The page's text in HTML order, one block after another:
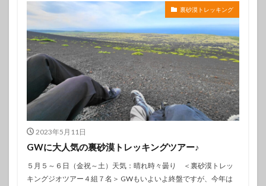
裏砂漠トレッキング
2023年5月11日
GWに大人気の裏砂漠トレッキングツアー♪
５月５～６日（金祝～土）天気：晴れ時々曇り ＜裏砂漠トレッ
キングジオツアー４組７名＞ GWもいよいよ終盤ですが、今年は